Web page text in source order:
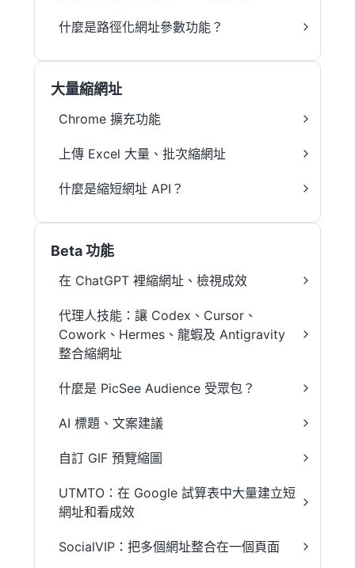
什麼是路徑化網址參數功能？
大量縮網址
Chrome 擴充功能
上傳 Excel 大量、批次縮網址
什麼是縮短網址 API？
Beta 功能
在 ChatGPT 裡縮網址、檢視成效
代理人技能：讓 Codex、Cursor、
Cowork、Hermes、龍蝦及 Antigravity
整合縮網址
什麼是 PicSee Audience 受眾包？
AI 標題、文案建議
自訂 GIF 預覽縮圖
UTMTO：在 Google 試算表中大量建立短
網址和看成效
SocialVIP：把多個網址整合在一個頁面